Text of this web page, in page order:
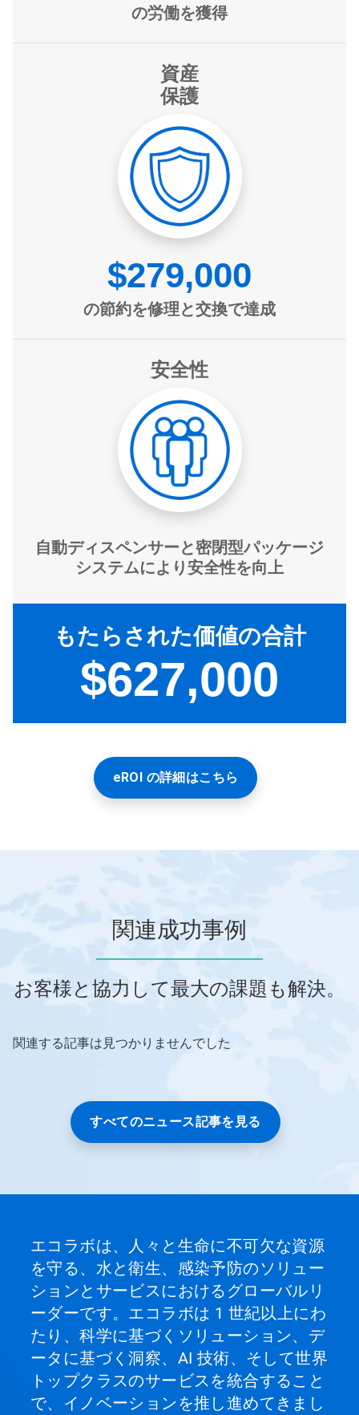
eROI の詳細はこちら
関連成功事例
お客様と協力して最大の課題も解決。
関連する記事は見つかりませんでした
すべてのニュース記事を見る
エコラボは、人々と生命に不可欠な資源
を守る、水と衛生、感染予防のソリュー
ションとサービスにおけるグローバルリ
ーダーです。エコラボは 1 世紀以上にわ
たり、科学に基づくソリューション、デ
ータに基づく洞察、AI 技術、そして世界
トップクラスのサービスを統合すること
で、イノベーションを推し進めてきまし